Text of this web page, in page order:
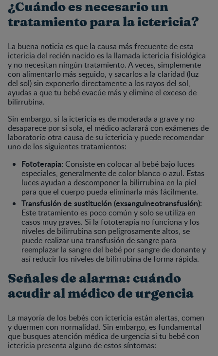
¿Cuándo es necesario un
tratamiento para la ictericia?
La buena noticia es que la causa más frecuente de esta
ictericia del recién nacido es la llamada ictericia fisiológica
y no necesitan ningún tratamiento. A veces, simplemente
con alimentarlo más seguido, y sacarlos a la claridad (luz
del sol) sin exponerlo directamente a los rayos del sol,
ayudas a que tu bebé evacúe más y elimine el exceso de
bilirrubina.
Sin embargo, si la ictericia es de moderada a grave y no
desaparece por sí sola, el médico aclarará con exámenes de
laboratorio otra causa de su ictericia y puede recomendar
uno de los siguientes tratamientos:
Fototerapia: Consiste en colocar al bebé bajo luces
especiales, generalmente de color blanco o azul. Estas
luces ayudan a descomponer la bilirrubina en la piel
para que el cuerpo pueda eliminarla más fácilmente.
Transfusión de sustitución (exsanguineotransfusión):
Este tratamiento es poco común y solo se utiliza en
casos muy graves. Si la fototerapia no funciona y los
niveles de bilirrubina son peligrosamente altos, se
puede realizar una transfusión de sangre para
reemplazar la sangre del bebé por sangre de donante y
así reducir los niveles de bilirrubina de forma rápida.
Señales de alarma: cuándo
acudir al médico de urgencia
La mayoría de los bebés con ictericia están alertas, comen
y duermen con normalidad. Sin embargo, es fundamental
que busques atención médica de urgencia si tu bebé con
ictericia presenta alguno de estos síntomas: